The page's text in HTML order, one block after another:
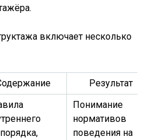
включает несколько
Результат
Понимание
нормативов
поведения на